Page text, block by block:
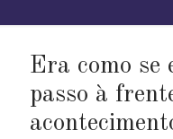
Era como se
passo à